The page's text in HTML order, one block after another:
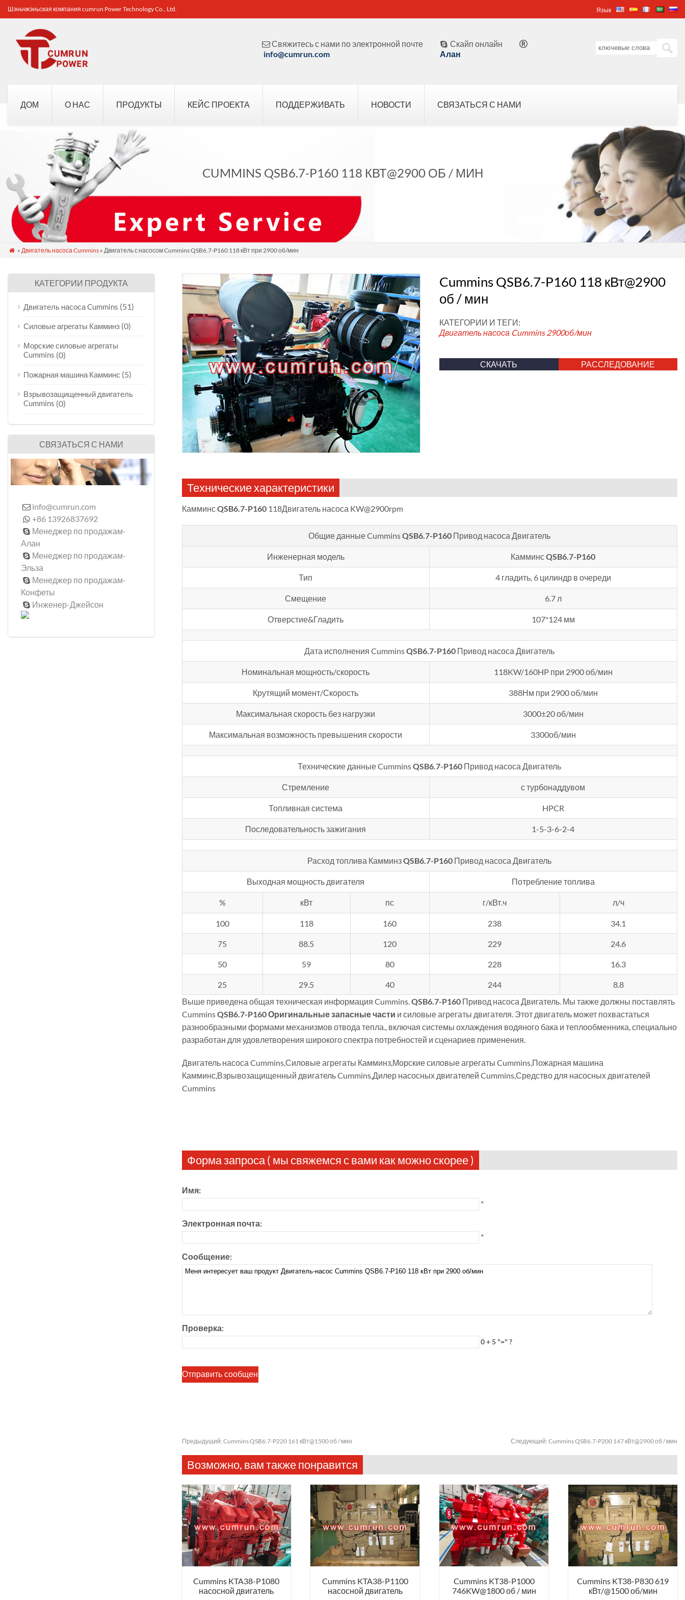
Шэньчжэньская компания cumrun Power Technology Co., Ltd. Язык
 Свяжитесь с нами по электронной почте
info@cumrun.com
 Скайп онлайн
Алан

ДОМ О НАС ПРОДУКТЫ КЕЙС ПРОЕКТА ПОДДЕРЖИВАТЬ НОВОСТИ СВЯЗАТЬСЯ С НАМИ
CUMMINS QSB6.7-P160 118 КВТ@2900 ОБ / МИН
 » Двигатель насоса Cummins» Двигатель с насосом Cummins QSB6.7-P160 118 кВт при 2900 об/мин
Cummins QSB6.7-P160 118 кВт@2900
об / мин
КАТЕГОРИИ И ТЕГИ:
Двигатель насоса Cummins2900об/мин
СКАЧАТЬ РАССЛЕДОВАНИЕ
Технические характеристики
КамминсQSB6.7-P160118Двигатель насоса KW@2900rpm
Общие данные CumminsQSB6.7-P160 Привод насоса Двигатель
Инженерная модель КамминсQSB6.7-P160
Тип 4 гладить, 6 цилиндр в очереди
Смещение 6.7 л
Отверстие&Гладить 107*124 мм
Дата исполнения CumminsQSB6.7-P160 Привод насоса Двигатель
Номинальная мощность/скорость 118KW/160HP при 2900 об/мин
Крутящий момент/Скорость 388Нм при 2900 об/мин
Максимальная скорость без нагрузки 3000±20 об/мин
Максимальная возможность превышения скорости 3300об/мин
Технические данные CumminsQSB6.7-P160 Привод насоса Двигатель
Стремление с турбонаддувом
Топливная система HPCR
Последовательность зажигания 1-5-3-6-2-4
Расход топлива КамминзQSB6.7-P160 Привод насоса Двигатель
Выходная мощность двигателя Потребление топлива
% кВт пс г/кВт.ч л/ч
100 118 160 238 34.1
75 88.5 120 229 24.6
50 59 80 228 16.3
25 29.5 40 244
8.8
Выше приведена общая техническая информация Cummins.QSB6.7-P160 Привод насоса Двигатель. Мы также должны поставлять
CumminsQSB6.7-P160Оригинальные запасные части и силовые агрегаты двигателя. Этот двигатель может похвастаться
разнообразными формами механизмов отвода тепла., включая системы охлаждения водяного бака и теплообменника, специально
разработан для удовлетворения широкого спектра потребностей и сценариев применения.
Двигатель насоса Cummins,Силовые агрегаты Камминз,Морские силовые агрегаты Cummins,Пожарная машина
Камминс,Взрывозащищенный двигатель Cummins,Дилер насосных двигателей Cummins,Средство для насосных двигателей
Cummins
Форма запроса ( мы свяжемся с вами как можно скорее )
Имя:
*
Электронная почта:
*
Сообщение:
Проверка:
0 + 5 "=" ?
Предыдущий: Cummins QSB6.7-P220 161 кВт@1500 об / мин Следующий: Cummins QSB6.7-P200 147 кВт@2900 об / мин
Возможно, вам также понравится
Cummins KTA38-P1080
насосной двигатель
Cummins KTA38-P1100
насосной двигатель
Cummins KT38-P1000
746KW@1800 об / мин
Cummins KT38-P830 619
кВт/@1500 об/мин
КАТЕГОРИИ ПРОДУКТА
Двигатель насоса Cummins (51)
Силовые агрегаты Камминз (0)
Морские силовые агрегаты
Cummins (0)
Пожарная машина Камминс (5)
Взрывозащищенный двигатель
Cummins (0)
СВЯЗАТЬСЯ С НАМИ
 info@cumrun.com
 +86 13926837692
 Менеджер по продажам-
Алан
 Менеджер по продажам-
Эльза
 Менеджер по продажам-
Конфеты
 Инженер-Джейсон